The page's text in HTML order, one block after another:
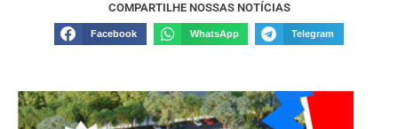
COMPARTILHE NOSSAS NOTÍCIAS
Facebook WhatsApp Telegram